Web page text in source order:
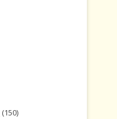
(150)